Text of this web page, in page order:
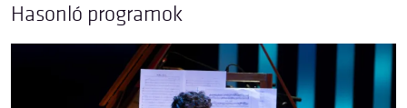
Hasonló programok